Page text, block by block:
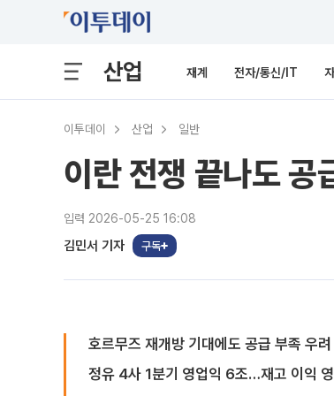
산업 재계 전자/통신/IT
이투데이 산업 일반
이란 전쟁 끝나도
입력 2026-05-25 16:08
김민서 기자 구독
호르무즈 재개방 기대에도 공급 부족 우려
정유 4사 1분기 영업익 6조…재고 이익